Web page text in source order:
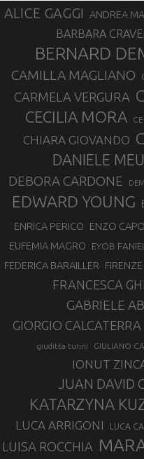
ALICE GAGGI ANDREA
BARBARA
BERNARD
CAMILLA MAGLIANO
CARMELA VERGURA
CECILIA MORA
CHIARA GIOVANDO
DANIELE
DEBORA CARDONE
EDWARD YOUNG
ENRICA PERICO ENZO
EUFEMIA MAGRO EYOB
FEDERICA BARAILLER
FRANCESCA
GABRIELE
GIORGIO CALCATERRA
giuditta turini GIULIANO
IONUT
JUAN DAVID
KATARZYNA
LUCA ARRIGONI LUCA
LUISA ROCCHIA